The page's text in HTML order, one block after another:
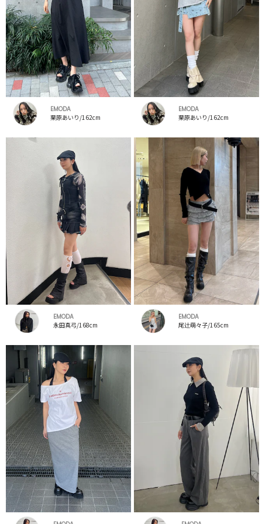
EMODA
栗原あいり/162cm
EMODA
栗原あいり/162cm
EMODA
永田真弓/168cm
EMODA
尾辻萌々子/165cm